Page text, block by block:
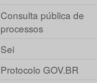
Consulta pública de
processos
Sei
Protocolo GOV.BR